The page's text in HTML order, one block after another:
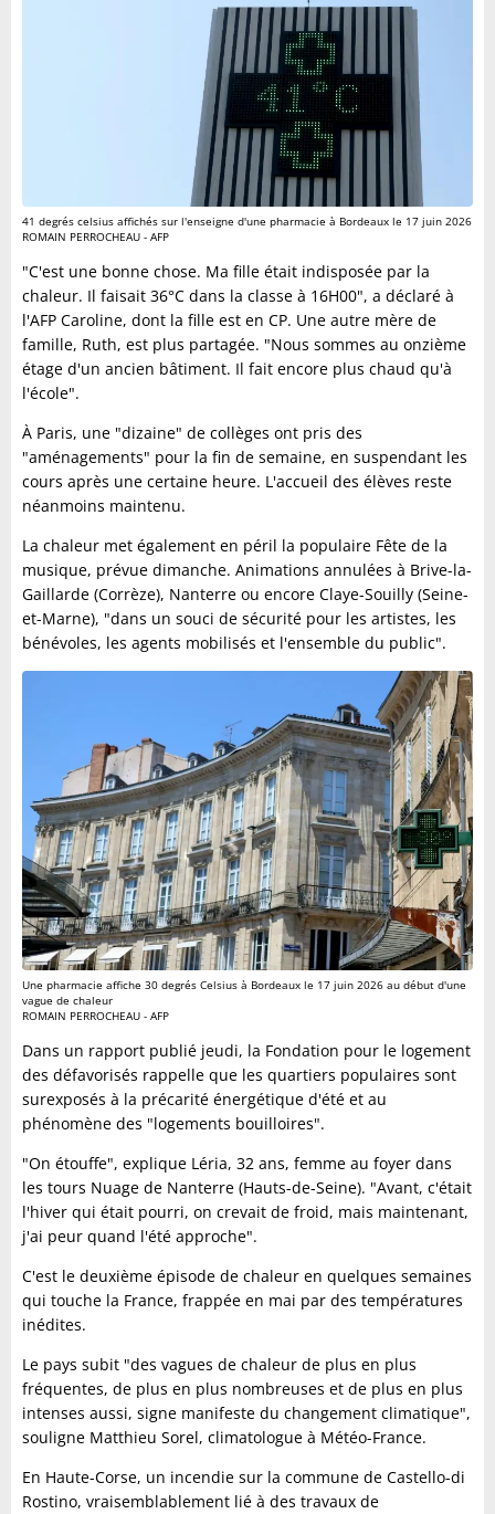
41 degrés celsius affichés sur l'enseigne d'une pharmacie à Bordeaux le 17 juin 2026
ROMAIN PERROCHEAU - AFP
"C'est une bonne chose. Ma fille était indisposée par la
chaleur. Il faisait 36°C dans la classe à 16H00", a déclaré à
l'AFP Caroline, dont la fille est en CP. Une autre mère de
famille, Ruth, est plus partagée. "Nous sommes au onzième
étage d'un ancien bâtiment. Il fait encore plus chaud qu'à
l'école".
À Paris, une "dizaine" de collèges ont pris des
"aménagements" pour la fin de semaine, en suspendant les
cours après une certaine heure. L'accueil des élèves reste
néanmoins maintenu.
La chaleur met également en péril la populaire Fête de la
musique, prévue dimanche. Animations annulées à Brive-la-
Gaillarde (Corrèze), Nanterre ou encore Claye-Souilly (Seine-
et-Marne), "dans un souci de sécurité pour les artistes, les
bénévoles, les agents mobilisés et l'ensemble du public".
Une pharmacie affiche 30 degrés Celsius à Bordeaux le 17 juin 2026 au début d'une
vague de chaleur
ROMAIN PERROCHEAU - AFP
Dans un rapport publié jeudi, la Fondation pour le logement
des défavorisés rappelle que les quartiers populaires sont
surexposés à la précarité énergétique d'été et au
phénomène des "logements bouilloires".
"On étouffe", explique Léria, 32 ans, femme au foyer dans
les tours Nuage de Nanterre (Hauts-de-Seine). "Avant, c'était
l'hiver qui était pourri, on crevait de froid, mais maintenant,
j'ai peur quand l'été approche".
C'est le deuxième épisode de chaleur en quelques semaines
qui touche la France, frappée en mai par des températures
inédites.
Le pays subit "des vagues de chaleur de plus en plus
fréquentes, de plus en plus nombreuses et de plus en plus
intenses aussi, signe manifeste du changement climatique",
souligne Matthieu Sorel, climatologue à Météo-France.
En Haute-Corse, un incendie sur la commune de Castello-di
Rostino, vraisemblablement lié à des travaux de